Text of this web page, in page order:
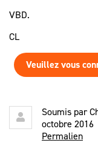
VBD.
CL
Veuillez vous
Soumis par
octobre 2016
Permalien